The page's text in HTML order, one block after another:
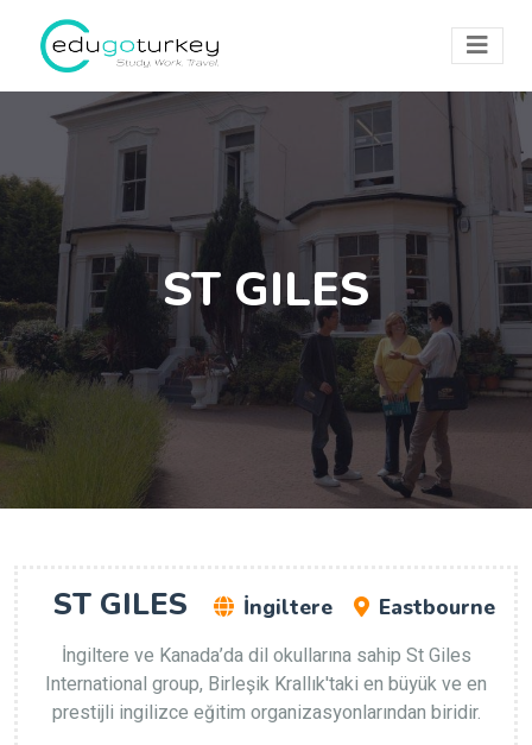
ST GILES
ST GILES İngiltere
Eastbourne
İngiltere ve Kanada’da dil okullarına sahip St Giles
International group, Birleşik Krallık'taki en büyük ve en
prestijli ingilizce eğitim organizasyonlarından biridir.